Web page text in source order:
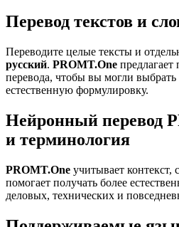
Перевод текстов и
Переводите целые тексты и
русский. PROMT.One
перевода, чтобы вы могли
естественную формулировку.
Нейронный перевод
и терминология
PROMT.One учитывает контекст,
помогает получать более
деловых, технических и